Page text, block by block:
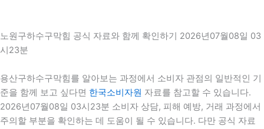
노원구하수구막힘 공식 자료와 함께 확인하기 2026년07월08일 03
시23분
용산구하수구막힘를 알아보는 과정에서 소비자 관점의 일반적인 기
준을 함께 보고 싶다면 한국소비자원 자료를 참고할 수 있습니다.
2026년07월08일 03시23분 소비자 상담, 피해 예방, 거래 과정에서
주의할 부분을 확인하는 데 도움이 될 수 있습니다. 다만 공식 자료